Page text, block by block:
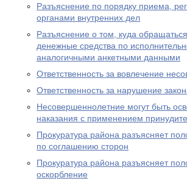
Разъяснение по порядку приема,
органами внутренних дел
Разъяснение о том, куда
денежные средства по
аналогичными анкетными данными
Ответственность за вовлечение
Ответственность за нарушение
Несовершеннолетние могут быть
наказания с применением
Прокуратура района разъясняет
по соглашению сторон
Прокуратура района разъясняет
оскорбление